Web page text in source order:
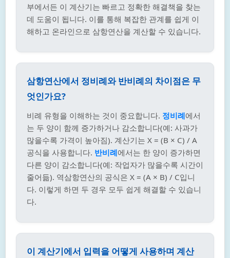
부에서든 이 계산기는 빠르고 정확한 해결책을 찾는
데 도움이 됩니다. 이를 통해 복잡한 관계를 쉽게 이
해하고 온라인으로 삼항연산을 계산할 수 있습니다.
삼항연산에서 정비례와 반비례의 차이점은 무
엇인가요?
비례 유형을 이해하는 것이 중요합니다. 정비례에서
는 두 양이 함께 증가하거나 감소합니다(예: 사과가
많을수록 가격이 높아짐). 계산기는 X = (B × C) / A
공식을 사용합니다. 반비례에서는 한 양이 증가하면
다른 양이 감소합니다(예: 작업자가 많을수록 시간이
줄어듦). 역삼항연산의 공식은 X = (A × B) / C입니
다. 이렇게 하면 두 경우 모두 쉽게 해결할 수 있습니
다.
이 계산기에서 입력을 어떻게 사용하며 계산